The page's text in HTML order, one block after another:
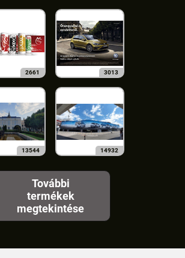
2661 3013
13544 14932
További
termékek
megtekintése